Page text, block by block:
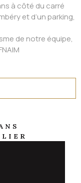
à côté du carré
et d’un parking,
de notre équipe,